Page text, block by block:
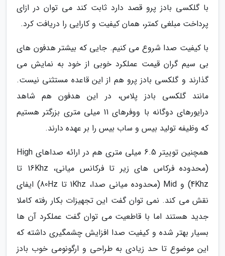
با گلکسی بادز پرو قصد دارد ثابت کند می توان در ازای
پرداخت مبلغی کمتر، همان کیفیت و کارایی را دریافت کرد.
با کیفیت صدا شروع می کنیم. جایی که بیشتر هدفون های
بی سیم گران قیمت عملکرد خوبی از خود به نمایش می
گذارند و گلکسی بادز پرو هم از این قاعده مستثنی نیست.
مانند گلکسی بادز پلاس، در این هدفون هم شاهد
درایورهای دوگانه با ووفرهای 11 میلی متری بزرگتر هستیم
که وظیفه تولید بیس و ساب بیس را بر عهده دارند.
همچنین توییتر 6.5 میلی متری هم در ارائه صداهای High
(محدوده فرکاس های زیر تا فرکانس میانی، 16Khz تا
4Khz) و Mid (محدوده میانی صدا، 1Khz تا 80Hz) ایفای
نقش می کند. نمی توان گفت این تجهیزات بکار رفته کاملا
جدید هستند اما با قاطعیت می توان گفت عملکرد آن ها
بسیار بهتر شده و کیفیت صدا افزایش چشمگیری داشته که
این موضوع تا حد زیادی به طراحی و ارگونومی خوب بادز